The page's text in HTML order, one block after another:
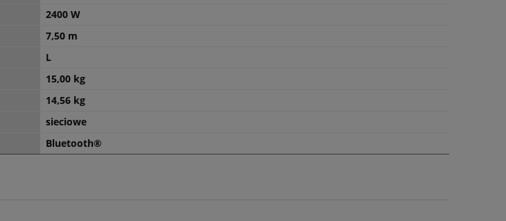
2400 W
7,50 m
L
15,00 kg
14,56 kg
sieciowe
Bluetooth®